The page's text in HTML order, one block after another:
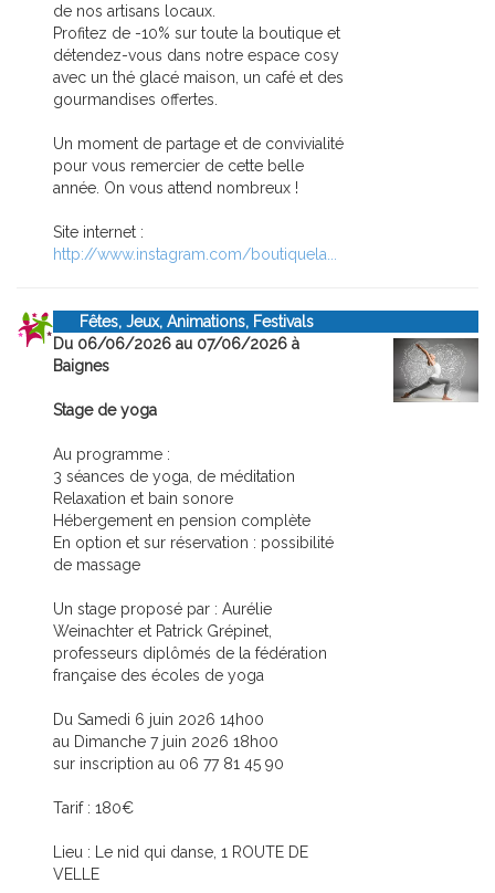
de nos artisans locaux.
Profitez de -10% sur toute la boutique et
détendez-vous dans notre espace cosy
avec un thé glacé maison, un café et des
gourmandises offertes.
Un moment de partage et de convivialité
pour vous remercier de cette belle
année. On vous attend nombreux !
Site internet :
http://www.instagram.com/boutiquela...
Fêtes, Jeux, Animations, Festivals
Du 06/06/2026 au 07/06/2026 à
Baignes
Stage de yoga
Au programme :
3 séances de yoga, de méditation
Relaxation et bain sonore
Hébergement en pension complète
En option et sur réservation : possibilité
de massage
Un stage proposé par : Aurélie
Weinachter et Patrick Grépinet,
professeurs diplômés de la fédération
française des écoles de yoga
Du Samedi 6 juin 2026 14h00
au Dimanche 7 juin 2026 18h00
sur inscription au 06 77 81 45 90
Tarif : 180€
Lieu : Le nid qui danse, 1 ROUTE DE
VELLE